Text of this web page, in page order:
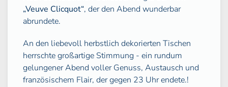
„Veuve Clicquot“, der den Abend wunderbar
abrundete.
An den liebevoll herbstlich dekorierten Tischen
herrschte großartige Stimmung - ein rundum
gelungener Abend voller Genuss, Austausch und
französischem Flair, der gegen 23 Uhr endete.!